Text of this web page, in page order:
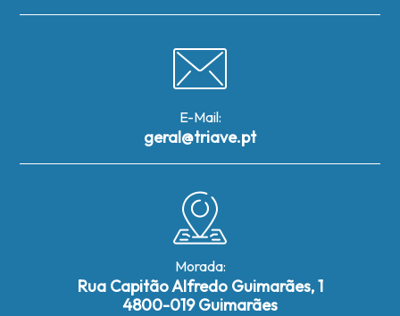
E-Mail:
geral@triave.pt
Morada:
Rua Capitão Alfredo Guimarães, 1
4800-019 Guimarães